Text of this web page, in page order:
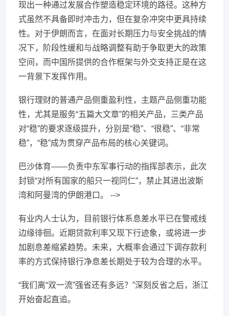
现出一种通过发展合作塑造稳定环境的路径。这种方
式虽然不具备即时冲击力，但在复杂冲突中更具持续
性。对于伊朗而言，在面对长期压力与安全挑战的情
况下，阶段性缓和与战略调整有助于争取更大的政策
空间，而中国所提供的合作框架与外交支持正是在这
一背景下发挥作用。
银行理财的普通产品侧重盈利性，主题产品侧重功能
性，尤其是服务“五篇大文章”的相关产品，三类产品
对“稳”的要求逐级提升，分别是“稳”、“很稳”、“非常
稳”，“稳”成为贯穿产品布局的核心关键词。
巴沙体育——负责中东军事行动的指挥部表示，此次
封锁“对所有国家的船只一视同仁”，禁止其进出波斯
湾和阿曼湾的伊朗港口。 -->
有业内人士认为，目前银行体系息差水平已在警戒线
边缘徘徊。近期贷款利率又现下行迹象，或将进一步
加剧息差缩紧趋势。未来，大概率会通过下调存款利
率的方式保持银行净息差长期处于较为合理的水平。
“我们离“双一流”强省还有多远？”深刻反省之后，浙江
开始奋起直追。